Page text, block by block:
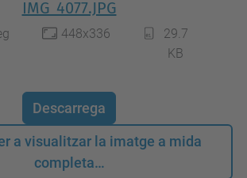
IMG_4077.JPG
448x336
29.7
KB
Descarrega
a visualitzar la imatge a mida
completa…